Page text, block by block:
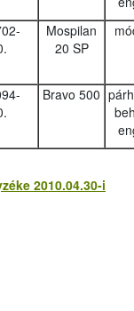
Mospilan
20 SP
Bravo 500
2010.04.30-i